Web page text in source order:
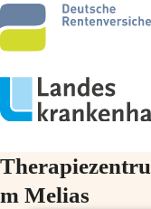
Therapiezentru
m Melias